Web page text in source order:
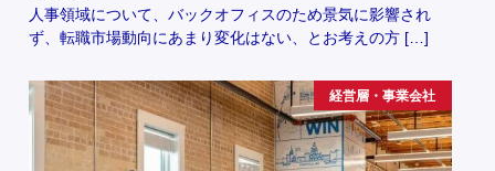
人事領域について、バックオフィスのため景気に影響され
ず、転職市場動向にあまり変化はない、とお考えの方 […]
経営層・事業会社